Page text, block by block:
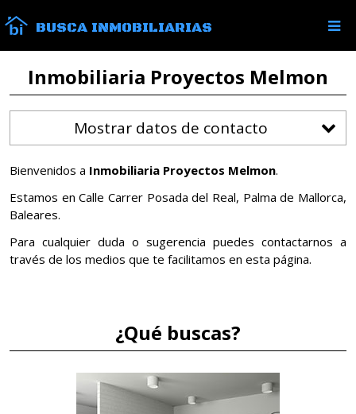
BUSCA INMOBILIARIAS
Inmobiliaria Proyectos Melmon
Mostrar datos de contacto
Bienvenidos a Inmobiliaria Proyectos Melmon.
Estamos en Calle Carrer Posada del Real, Palma de Mallorca,
Baleares.
Para cualquier duda o sugerencia puedes contactarnos a
través de los medios que te facilitamos en esta página.
¿Qué buscas?